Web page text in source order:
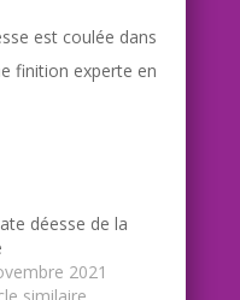
est coulée dans
finition experte en
déesse de la
2021